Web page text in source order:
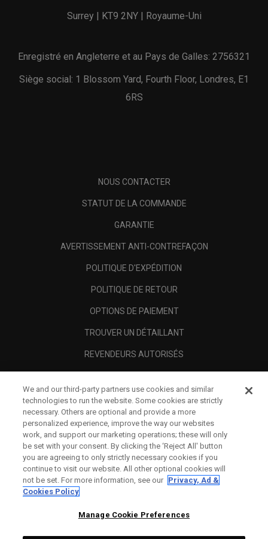
Surrey | KT9 2NY | Royaume-Uni
Enregistré en Angleterre et au Pays de Galles: 2756321
Siège social: 1 Blossom Yard, Fourth Floor, Londres, E1
6RS
NOUS CONTACTER
STATUT DE LA COMMANDE
GARANTIE
AVERTISSEMENT ANTI-CONTREFAÇON
POLITIQUE D'EXPÉDITION
POLITIQUE DE RETOUR
OPTIONS DE PAIEMENT
TROUVER UN DÉTAILLANT
REVENDEURS AUTORISÉS
A PROPOS
MENTIONS LÉGALES
We and our third-party partners use cookies and similar
technologies to run the website. Some cookies are strictly
necessary. Others are optional and provide a more
personalized experience, improve the way our websites
work, and support our marketing operations; these will only
be set with your consent. By clicking the ‘Reject All' button
you are agreeing to only strictly necessary cookies if you
continue to visit our website. All other optional cookies will
not be set. For more information, see our Privacy, Ad &
Cookies Policy
Manage Cookie Preferences